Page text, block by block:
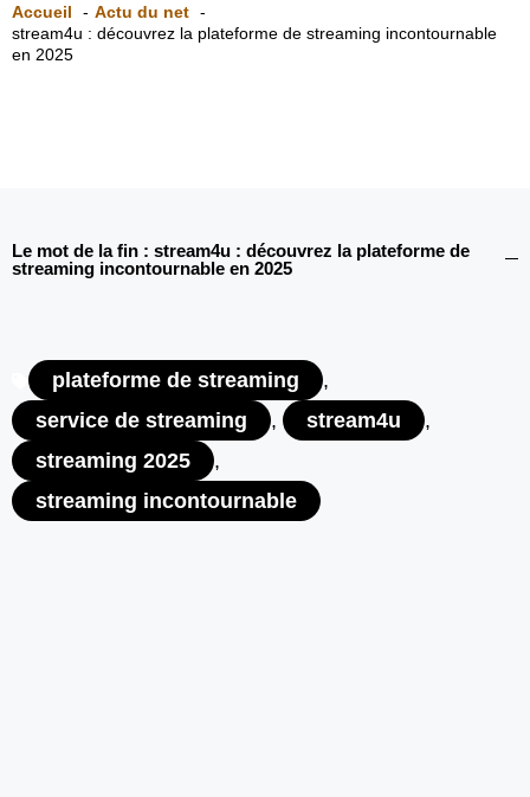
Accueil
Actu du net
stream4u : découvrez la plateforme de streaming incontournable
en 2025
Le mot de la fin : stream4u : découvrez la plateforme de
streaming incontournable en 2025
plateforme de streaming
,
service de streaming
, stream4u
,
streaming 2025
,
streaming incontournable